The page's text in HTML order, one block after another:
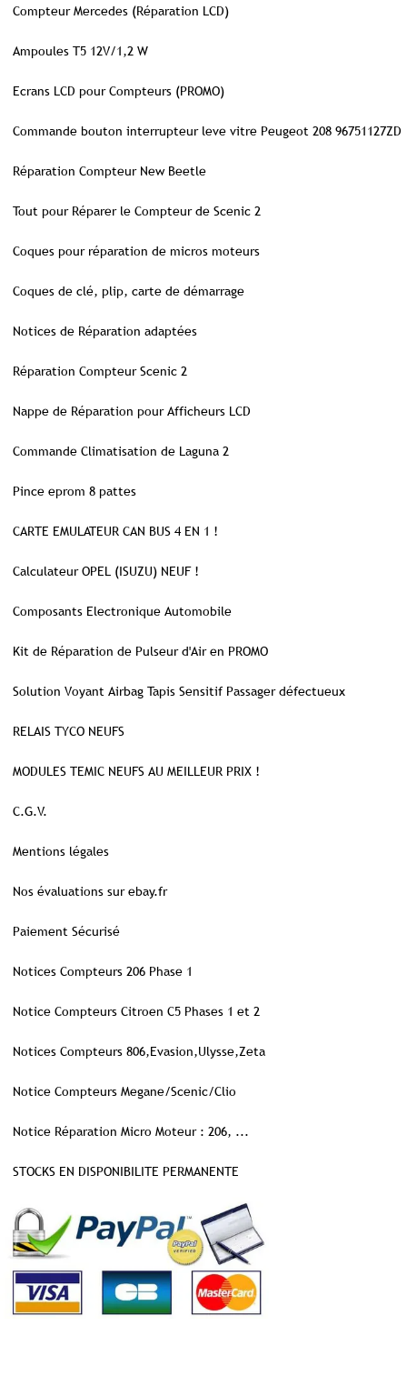
Compteur Mercedes (Réparation LCD)
Ampoules T5 12V/1,2 W
Ecrans LCD pour Compteurs (PROMO)
Commande bouton interrupteur leve vitre Peugeot 208 96751127ZD
Réparation Compteur New Beetle
Tout pour Réparer le Compteur de Scenic 2
Coques pour réparation de micros moteurs
Coques de clé, plip, carte de démarrage
Notices de Réparation adaptées
Réparation Compteur Scenic 2
Nappe de Réparation pour Afficheurs LCD
Commande Climatisation de Laguna 2
Pince eprom 8 pattes
CARTE EMULATEUR CAN BUS 4 EN 1 !
Calculateur OPEL (ISUZU) NEUF !
Composants Electronique Automobile
Kit de Réparation de Pulseur d'Air en PROMO
Solution Voyant Airbag Tapis Sensitif Passager défectueux
RELAIS TYCO NEUFS
MODULES TEMIC NEUFS AU MEILLEUR PRIX !
C.G.V.
Mentions légales
Nos évaluations sur ebay.fr
Paiement Sécurisé
Notices Compteurs 206 Phase 1
Notice Compteurs Citroen C5 Phases 1 et 2
Notices Compteurs 806,Evasion,Ulysse,Zeta
Notice Compteurs Megane/Scenic/Clio
Notice Réparation Micro Moteur : 206, ...
STOCKS EN DISPONIBILITE PERMANENTE